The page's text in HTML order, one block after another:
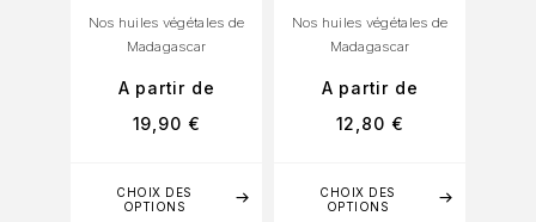
CHOIX DES
OPTIONS
signes de vieillissement
et la protège contre les
agressions extérieures.
Elle renforce aussi les
cheveux fragiles, répare
régénération cellulaire.
Nos huiles végétales de
Madagascar
A partir de
19,90 €
CHOIX DES
OPTIONS
Nos huiles végétales de
Madagascar
A partir de
12,80 €